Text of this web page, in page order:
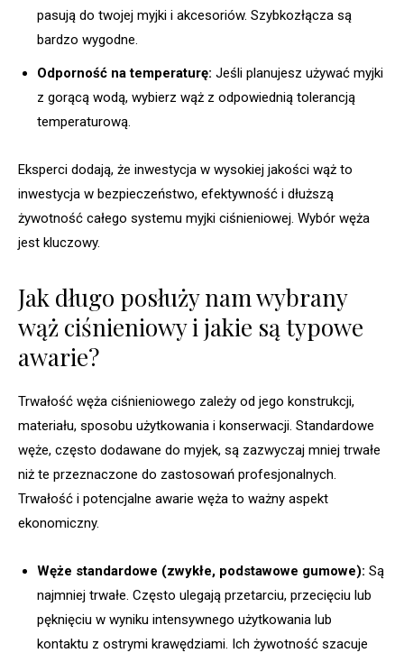
pasują do twojej myjki i akcesoriów. Szybkozłącza są
bardzo wygodne.
Odporność na temperaturę: Jeśli planujesz używać myjki
z gorącą wodą, wybierz wąż z odpowiednią tolerancją
temperaturową.
Eksperci dodają, że inwestycja w wysokiej jakości wąż to
inwestycja w bezpieczeństwo, efektywność i dłuższą
żywotność całego systemu myjki ciśnieniowej. Wybór węża
jest kluczowy.
Jak długo posłuży nam wybrany
wąż ciśnieniowy i jakie są typowe
awarie?
Trwałość węża ciśnieniowego zależy od jego konstrukcji,
materiału, sposobu użytkowania i konserwacji. Standardowe
węże, często dodawane do myjek, są zazwyczaj mniej trwałe
niż te przeznaczone do zastosowań profesjonalnych.
Trwałość i potencjalne awarie węża to ważny aspekt
ekonomiczny.
Węże standardowe (zwykłe, podstawowe gumowe): Są
najmniej trwałe. Często ulegają przetarciu, przecięciu lub
pęknięciu w wyniku intensywnego użytkowania lub
kontaktu z ostrymi krawędziami. Ich żywotność szacuje